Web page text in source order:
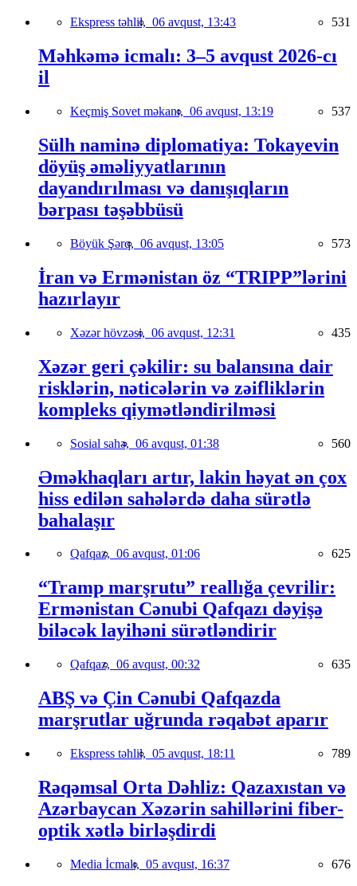
Ekspress təhlil, 06 avqust, 13:43 531
Məhkəmə icmalı: 3–5 avqust 2026-cı
il
Keçmiş Sovet məkanı, 06 avqust, 13:19 537
Sülh naminə diplomatiya: Tokayevin
döyüş əməliyyatlarının
dayandırılması və danışıqların
bərpası təşəbbüsü
Böyük Şərq, 06 avqust, 13:05 573
İran və Ermənistan öz “TRIPP”lərini
hazırlayır
Xəzər hövzəsi, 06 avqust, 12:31 435
Xəzər geri çəkilir: su balansına dair
risklərin, nəticələrin və zəifliklərin
kompleks qiymətləndirilməsi
Sosial sahə, 06 avqust, 01:38 560
Əməkhaqları artır, lakin həyat ən çox
hiss edilən sahələrdə daha sürətlə
bahalaşır
Qafqaz, 06 avqust, 01:06 625
“Tramp marşrutu” reallığa çevrilir:
Ermənistan Cənubi Qafqazı dəyişə
biləcək layihəni sürətləndirir
Qafqaz, 06 avqust, 00:32 635
ABŞ və Çin Cənubi Qafqazda
marşrutlar uğrunda rəqabət aparır
Ekspress təhlil, 05 avqust, 18:11 789
Rəqəmsal Orta Dəhliz: Qazaxıstan və
Azərbaycan Xəzərin sahillərini fiber-
optik xətlə birləşdirdi
Media İcmalı, 05 avqust, 16:37 676